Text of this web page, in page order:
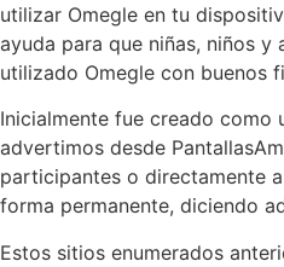
utilizar Omegle en tu
ayuda para que niñas, niños
utilizado Omegle con buenos
Inicialmente fue creado
advertimos desde
participantes o directamente
forma permanente, diciendo
Estos sitios enumerados